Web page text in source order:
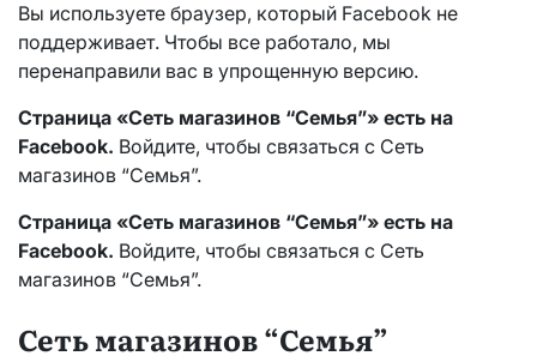
Вы используете браузер, который Facebook не
поддерживает. Чтобы все работало, мы
перенаправили вас в упрощенную версию.
Страница «Сеть магазинов “Семья”» есть на
Facebook. Войдите, чтобы связаться с Сеть
магазинов “Семья”.
Страница «Сеть магазинов “Семья”» есть на
Facebook. Войдите, чтобы связаться с Сеть
магазинов “Семья”.
Сеть магазинов “Семья”